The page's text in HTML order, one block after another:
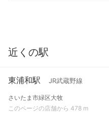
近くの駅
東浦和駅 JR武蔵野線
さいたま市緑区大牧
このページの店舗から 478 m